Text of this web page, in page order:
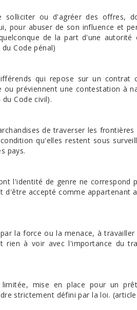
ou d'agréer des offres,
pour abuser de son influence et
de la part d'une autorité
du Code pénal)
qui repose sur un contrat
préviennent une contestation à
du Code civil).
de traverser les
qu'elles restent sous
pays.
l'identité de genre ne correspond
d'être accepté comme appartenant
la force ou la menace, à
rien à voir avec l'importance du
mise en place pour un
strictement défini par la loi. (article